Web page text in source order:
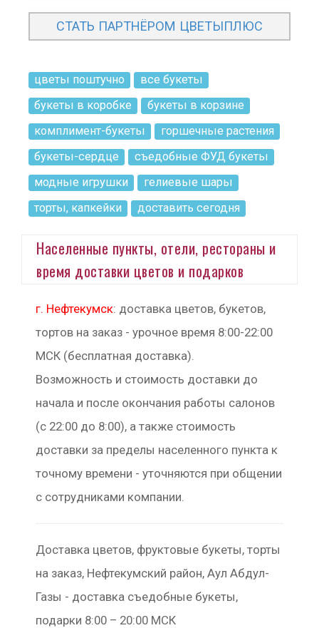
СТАТЬ ПАРТНЁРОМ ЦВЕТЫПЛЮС
цветы поштучно
все букеты
букеты в коробке
букеты в корзине
комплимент-букеты
горшечные растения
букеты-сердце
съедобные ФУД букеты
модные игрушки
гелиевые шары
торты, капкейки
доставить сегодня
Населенные пункты, отели, рестораны и
время доставки цветов и подарков
г. Нефтекумск: доставка цветов, букетов,
тортов на заказ - урочное время 8:00-22:00
МСК (бесплатная доставка).
Возможность и стоимость доставки до
начала и после окончания работы салонов
(с 22:00 до 8:00), а также стоимость
доставки за пределы населенного пункта к
точному времени - уточняются при общении
с сотрудниками компании.
Доставка цветов, фруктовые букеты, торты
на заказ, Нефтекумский район, Аул Абдул-
Газы - доставка съедобные букеты,
подарки 8:00 – 20:00 МСК